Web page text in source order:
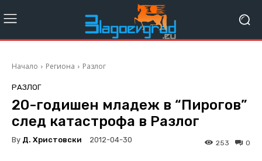
Начало Региона Разлог
РАЗЛОГ
20-годишен младеж в “Пирогов”
след катастрофа в Разлог
By Д. Христовски 2012-04-30 0
253